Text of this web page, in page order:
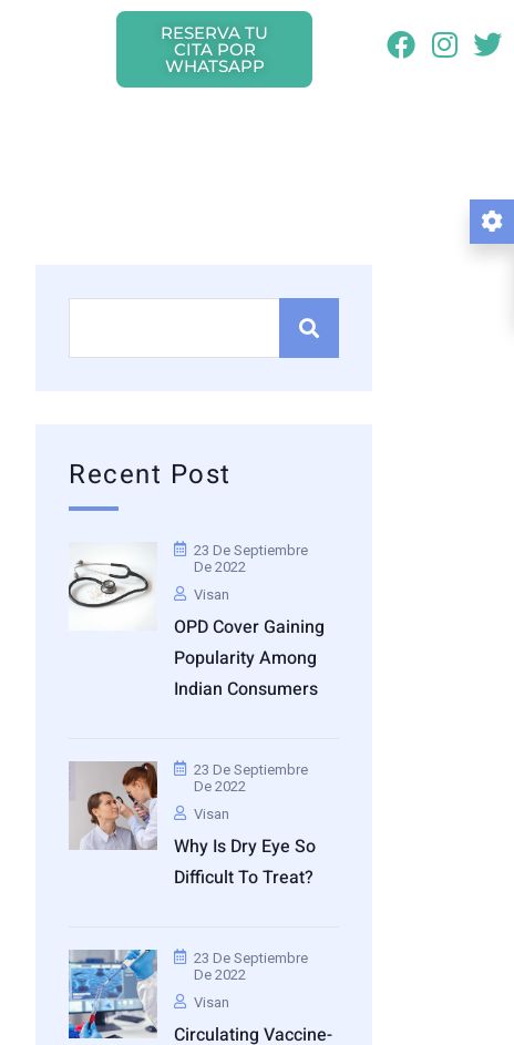
RESERVA TU
CITA POR
WHATSAPP
Recent Post
23 De Septiembre
De 2022
Visan
OPD Cover Gaining
Popularity Among
Indian Consumers
23 De Septiembre
De 2022
Visan
Why Is Dry Eye So
Difficult To Treat?
23 De Septiembre
De 2022
Visan
Circulating Vaccine-